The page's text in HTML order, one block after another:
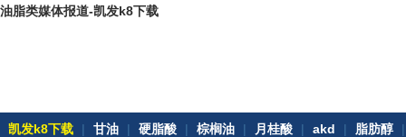
油脂类媒体报道-凯发k8下载
凯发k8下载 | 甘油 | 硬脂酸 | 棕榈油 | 月桂酸 | akd | 脂肪醇 |